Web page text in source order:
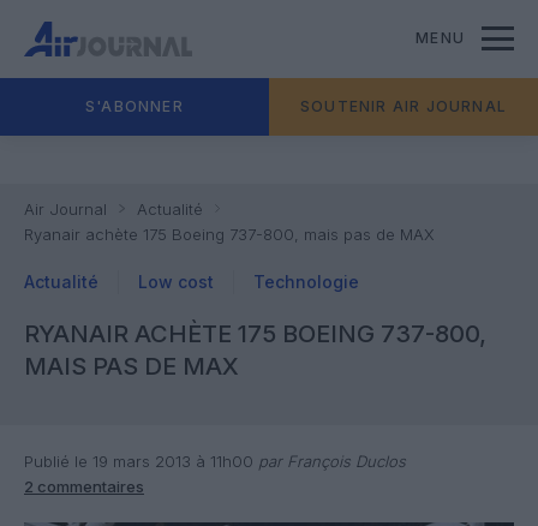
MENU
S'ABONNER SOUTENIR AIR JOURNAL
Air Journal
Actualité
Ryanair achète 175 Boeing 737-800, mais pas de MAX
Actualité Low cost Technologie
RYANAIR ACHÈTE 175 BOEING 737-800,
MAIS PAS DE MAX
Publié le 19 mars 2013 à 11h00 par François Duclos
2 commentaires